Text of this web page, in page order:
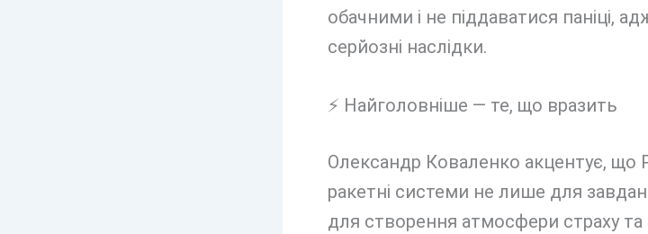
обачними і не піддаватися паніці,
серйозні наслідки.
⚡ Найголовніше — те, що вразить
Олександр Коваленко акцентує, що
ракетні системи не лише для
для створення атмосфери страху